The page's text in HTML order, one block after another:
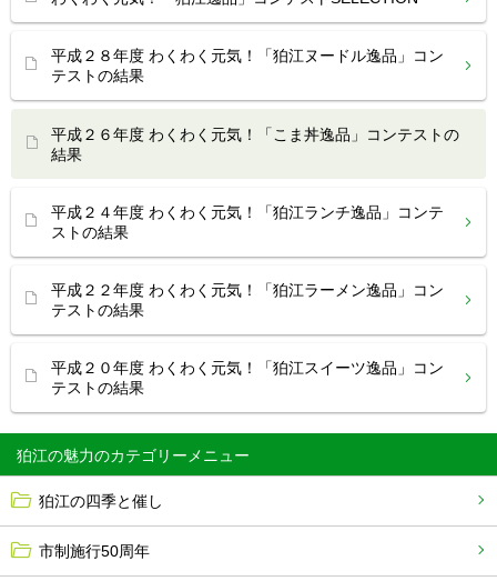
狛江の魅力
狛江の四季と催し
市制施行50周年
平成２８年度 わくわく元気！「狛江ヌードル逸品」コン
テストの結果
平成２６年度 わくわく元気！「こま丼逸品」コンテストの
結果
平成２４年度 わくわく元気！「狛江ランチ逸品」コンテ
ストの結果
平成２２年度 わくわく元気！「狛江ラーメン逸品」コン
テストの結果
平成２０年度 わくわく元気！「狛江スイーツ逸品」コン
テストの結果